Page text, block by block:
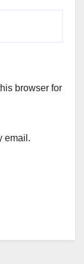
browser for
email.